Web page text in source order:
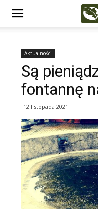
Aktualności
Są
fontannę
12 listopada 2021